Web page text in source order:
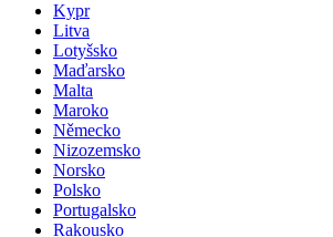
Kypr
Litva
Lotyšsko
Maďarsko
Malta
Maroko
Německo
Nizozemsko
Norsko
Polsko
Portugalsko
Rakousko